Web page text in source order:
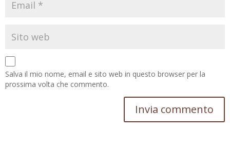
Salva il mio nome, email e sito web in questo browser per la
prossima volta che commento.